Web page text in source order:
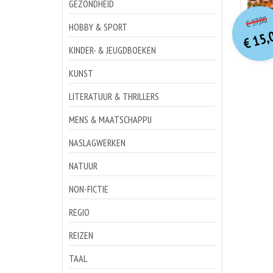
GEZONDHEID
HOBBY & SPORT
KINDER- & JEUGDBOEKEN
KUNST
LITERATUUR & THRILLERS
MENS & MAATSCHAPPIJ
NASLAGWERKEN
NATUUR
NON-FICTIE
REGIO
REIZEN
TAAL
€37,00
€